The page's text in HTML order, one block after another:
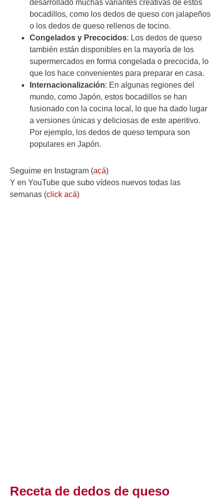
desarrollado muchas variantes creativas de estos
bocadillos, como los dedos de queso con jalapeños
o los dedos de queso rellenos de tocino.
Congelados y Precocidos: Los dedos de queso
también están disponibles en la mayoría de los
supermercados en forma congelada o precocida, lo
que los hace convenientes para preparar en casa.
Internacionalización: En algunas regiones del
mundo, como Japón, estos bocadillos se han
fusionado con la cocina local, lo que ha dado lugar
a versiones únicas y deliciosas de este aperitivo.
Por ejemplo, los dedos de queso tempura son
populares en Japón.
Seguime en Instagram (acá)
Y en YouTube que subo vídeos nuevos todas las
semanas (click acá)
Receta de dedos de queso